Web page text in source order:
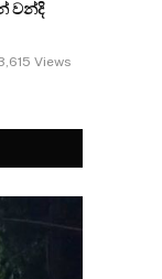
වන්දි
Views